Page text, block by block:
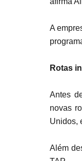
A
Rotas
Antes
novas
Unidos,
Além